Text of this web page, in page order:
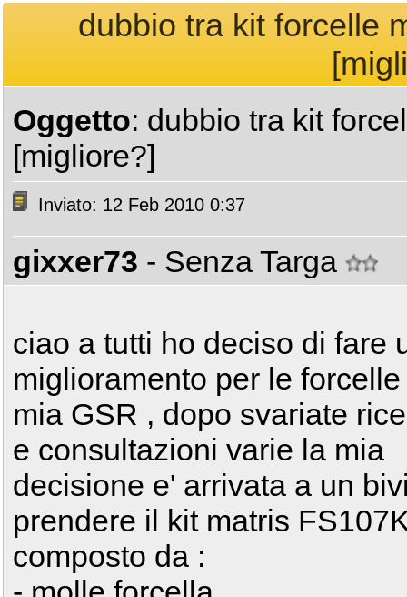
dubbio tra kit forcelle
Oggetto: dubbio tra kit
[migliore?]
Inviato: 12 Feb 2010 0:37
gixxer73 - Senza Targa
ciao a tutti ho deciso di fare
miglioramento per le
mia GSR , dopo svariate
e consultazioni varie la mia
decisione e' arrivata a un
prendere il kit matris
composto da :